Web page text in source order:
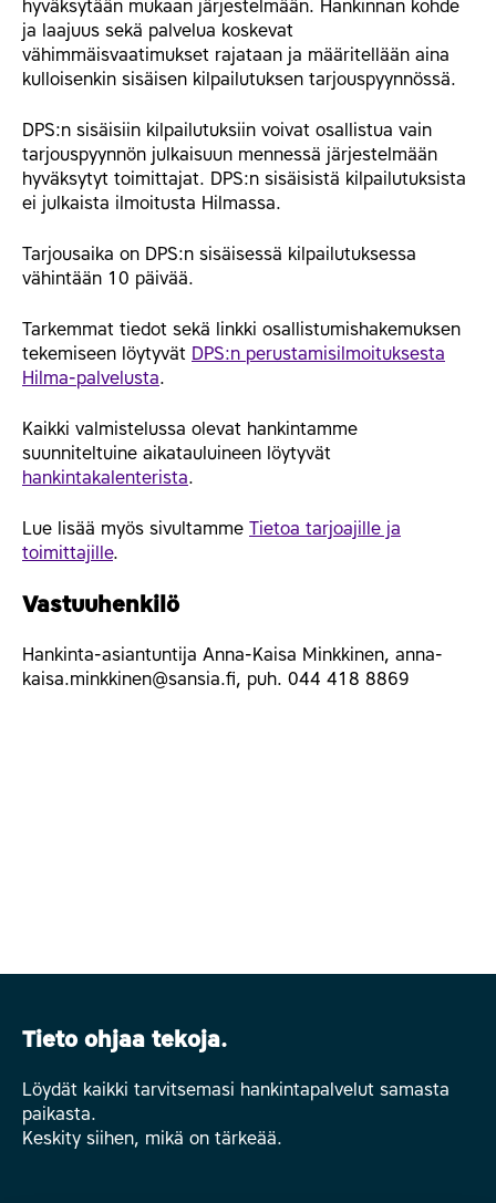
hyväksytään mukaan järjestelmään. Hankinnan kohde
ja laajuus sekä palvelua koskevat
vähimmäisvaatimukset rajataan ja määritellään aina
kulloisenkin sisäisen kilpailutuksen tarjouspyynnössä.
DPS:n sisäisiin kilpailutuksiin voivat osallistua vain
tarjouspyynnön julkaisuun mennessä järjestelmään
hyväksytyt toimittajat. DPS:n sisäisistä kilpailutuksista
ei julkaista ilmoitusta Hilmassa.
Tarjousaika on DPS:n sisäisessä kilpailutuksessa
vähintään 10 päivää.
Tarkemmat tiedot sekä linkki osallistumishakemuksen
tekemiseen löytyvät DPS:n perustamisilmoituksesta
Hilma-palvelusta.
Kaikki valmistelussa olevat hankintamme
suunniteltuine aikatauluineen löytyvät
hankintakalenterista.
Lue lisää myös sivultamme Tietoa tarjoajille ja
toimittajille.
Vastuuhenkilö
Hankinta-asiantuntija Anna-Kaisa Minkkinen, anna-
kaisa.minkkinen@sansia.fi, puh. 044 418 8869
Tieto ohjaa tekoja.
Löydät kaikki tarvitsemasi hankintapalvelut samasta
paikasta.
Keskity siihen, mikä on tärkeää.